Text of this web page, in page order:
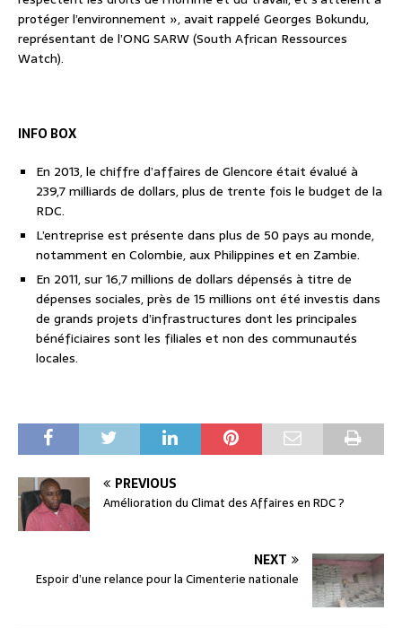
protéger l’environnement », avait rappelé Georges Bokundu,
représentant de l’ONG SARW (South African Ressources
Watch).
INFO BOX
En 2013, le chiffre d’affaires de Glencore était évalué à
239,7 milliards de dollars, plus de trente fois le budget de la
RDC.
L’entreprise est présente dans plus de 50 pays au monde,
notamment en Colombie, aux Philippines et en Zambie.
En 2011, sur 16,7 millions de dollars dépensés à titre de
dépenses sociales, près de 15 millions ont été investis dans
de grands projets d’infrastructures dont les principales
bénéficiaires sont les filiales et non des communautés
locales.
PREVIOUS
Amélioration du Climat des Affaires en RDC ?
NEXT
Espoir d’une relance pour la Cimenterie nationale